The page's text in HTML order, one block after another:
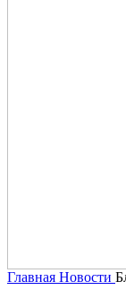
Главная Новости